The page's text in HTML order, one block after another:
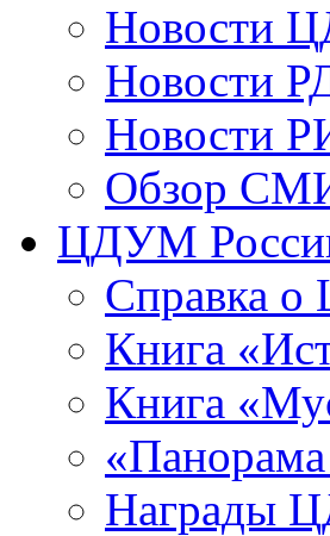
Новости
Новости
Новости
Обзор
ЦДУМ
Справка
Книга
Книга
Награды